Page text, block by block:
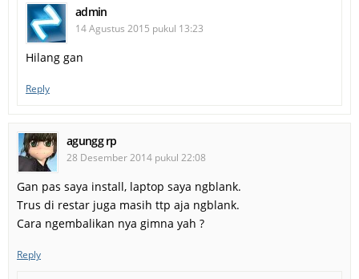
admin
14 Agustus 2015 pukul 13:23
Hilang gan
Reply
agungg rp
28 Desember 2014 pukul 22:08
Gan pas saya install, laptop saya ngblank.
Trus di restar juga masih ttp aja ngblank.
Cara ngembalikan nya gimna yah ?
Reply